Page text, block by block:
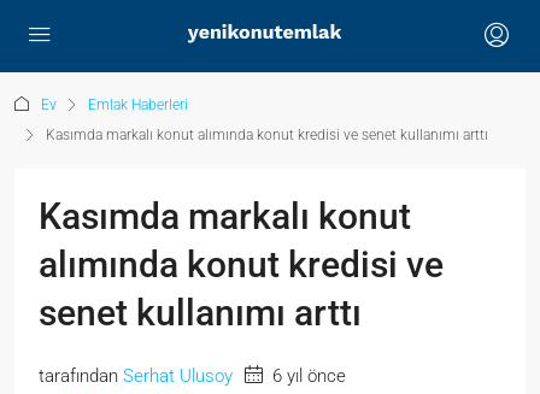
Ev
Emlak Haberleri
Kasımda markalı konut alımında konut kredisi ve senet kullanımı arttı
Kasımda markalı konut
alımında konut kredisi ve
senet kullanımı arttı
tarafından Serhat Ulusoy
6 yıl önce